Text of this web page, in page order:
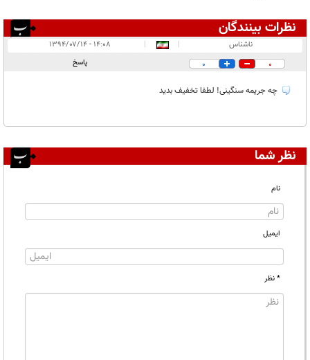
نظرات بینندگان
در انتظار بررسی:
ناشناس |
|
۱۴:۰۸ - ۱۳۹۴/۰۷/۱۴
0
0 پاسخ
چه جریمه سنگینی! لطفا تخفیف بدید
نظر شما
نام
ایمیل
* نظر